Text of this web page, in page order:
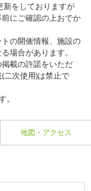
をしておりますが
にご確認の上おでか
の開催情報、施設の
場合があります。
載の許諾をいただ
二次使用)は禁止で
地図・アクセス